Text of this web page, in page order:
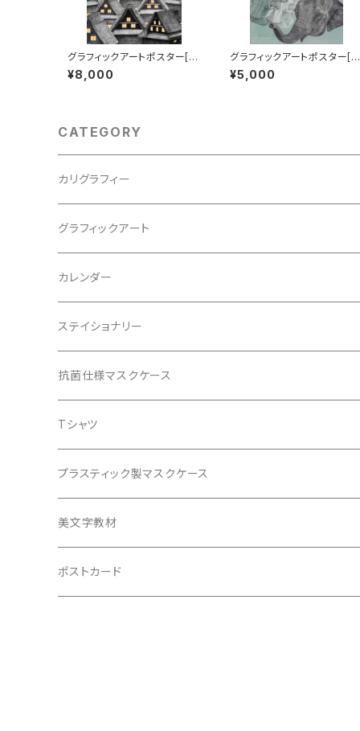
グラフィックアートポスター[Tr
iangular roofed homes]
B2サイズ
¥8,000
グラフィックアートポスター[F
uture of mass
B2サイズ
¥5,000
CATEGORY
カリグラフィー
西尾真紀
松石樹泉
グラフィックアート
ポスター
松石博幸
松石博幸
カレンダー
ステイショナリー
エアクリーンペーパー商品
レターセット
ブックカバー
抗菌仕様マスクケース
Tシャツ
プラスティック製マスクケース
美文字教材
ポストカード